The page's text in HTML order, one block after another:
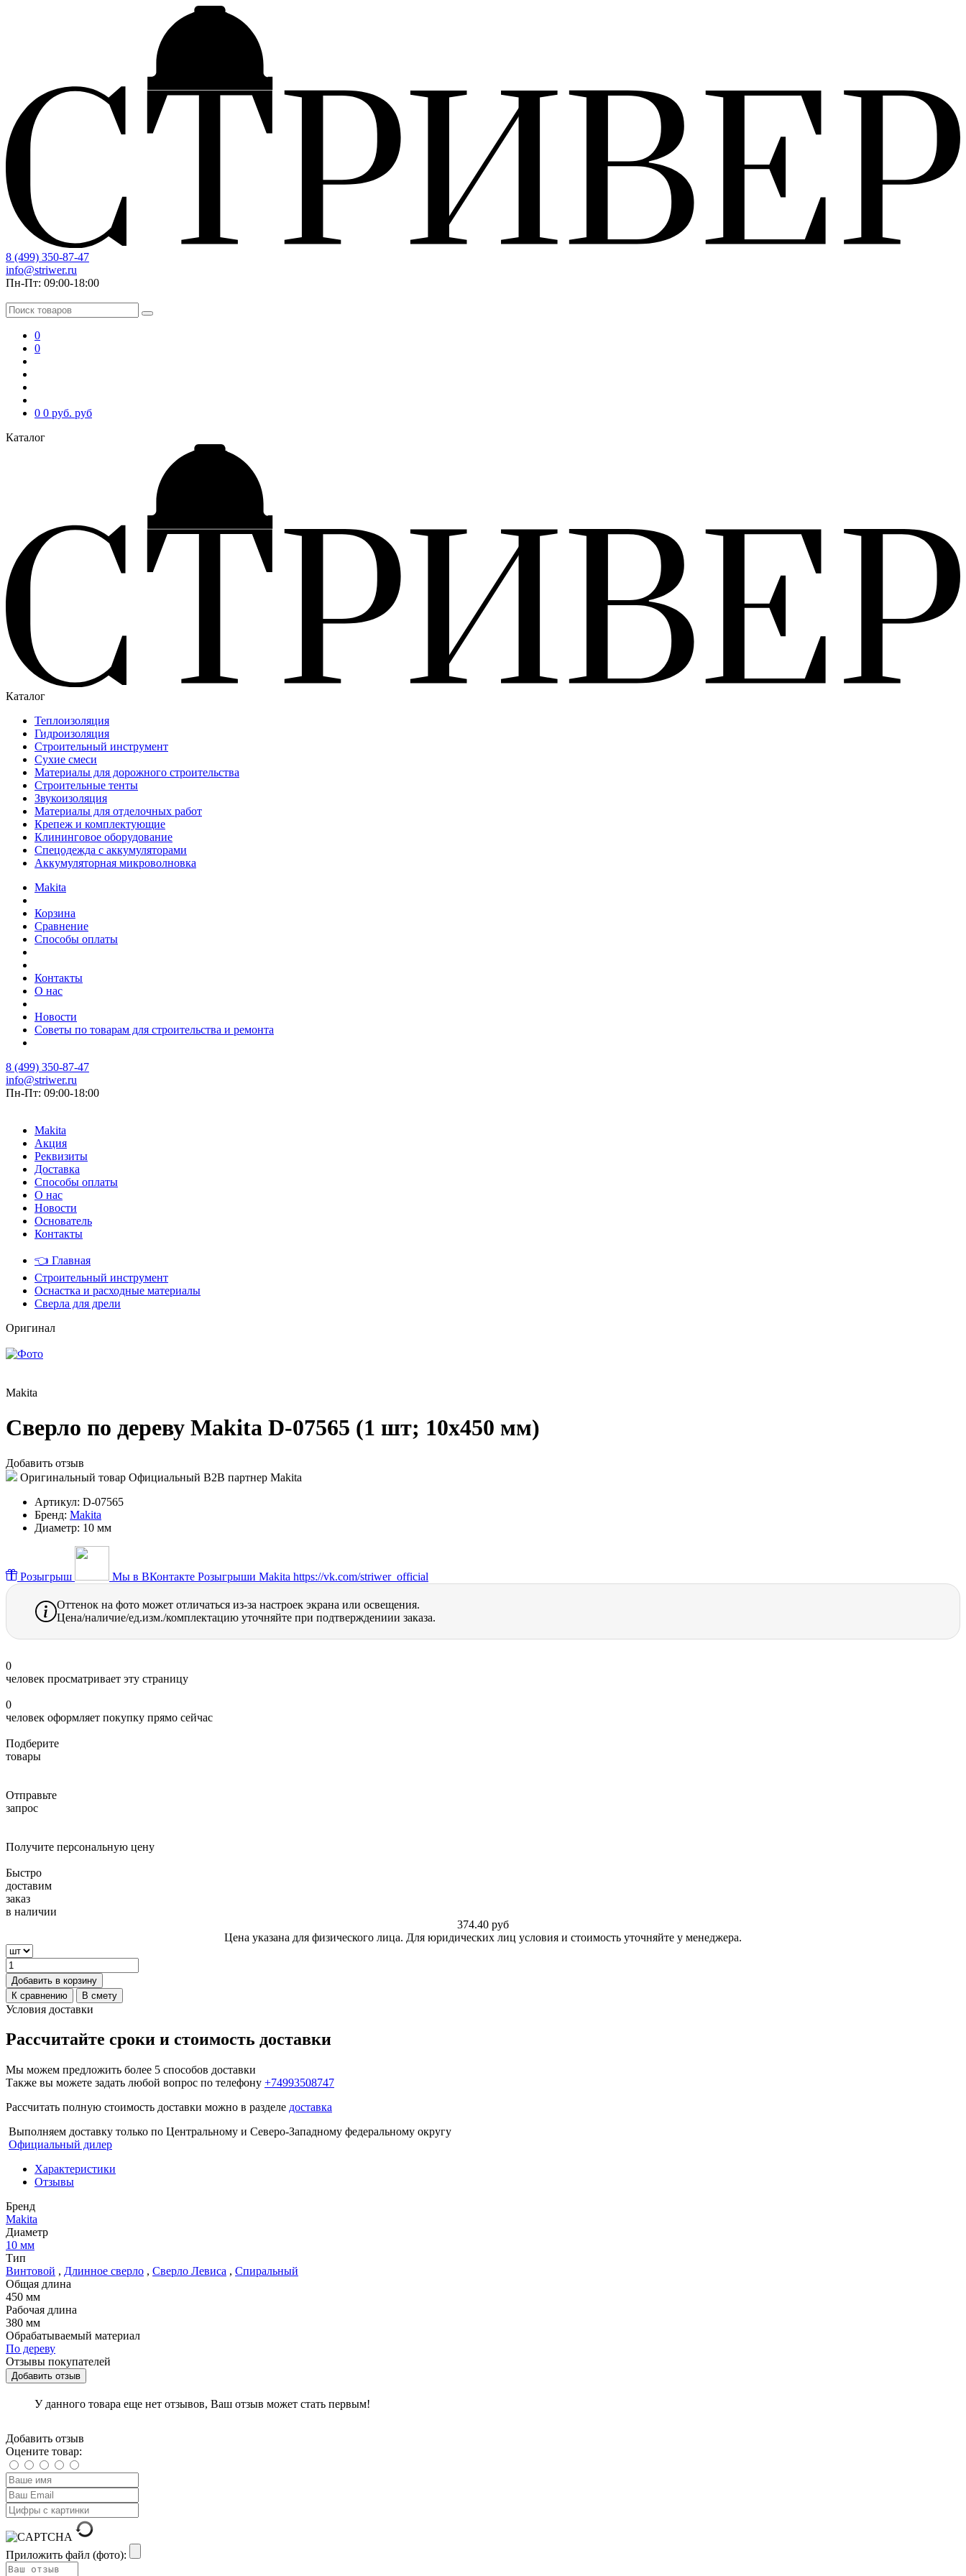
8 (499) 350-87-47
info@striwer.ru
Пн-Пт: 09:00-18:00
0
0
0 0 руб. руб
Каталог
Каталог
Теплоизоляция
Гидроизоляция
Строительный инструмент
Сухие смеси
Материалы для дорожного строительства
Строительные тенты
Звукоизоляция
Материалы для отделочных работ
Крепеж и комплектующие
Клининговое оборудование
Спецодежда с аккумуляторами
Аккумуляторная микроволновка
Makita
Корзина
Сравнение
Способы оплаты
Контакты
О нас
Новости
Советы по товарам для строительства и ремонта
8 (499) 350-87-47
info@striwer.ru
Пн-Пт: 09:00-18:00
Makita
Акция
Реквизиты
Доставка
Способы оплаты
О нас
Новости
Основатель
Контакты
👈 Главная
Строительный инструмент
Оснастка и расходные материалы
Сверла для дрели
Оригинал
Makita
Сверло по дереву Makita D-07565 (1 шт; 10x450 мм)
Добавить отзыв
Оригинальный товар Официальный B2B партнер Makita
Артикул: D-07565
Бренд: Makita
Диаметр: 10 мм
Розыгрыш Мы в ВКонтакте Розыгрыши Makita https://vk.com/striwer_official
Оттенок на фото может отличаться из-за настроек экрана или освещения.
Цена/наличие/ед.изм./комплектацию уточняйте при подтверждениии заказа.
0
человек просматривает эту страницу
0
человек оформляет покупку прямо сейчас
Подберите
товары
Отправьте
запрос
Получите персональную цену
Быстро
доставим
заказ
в наличии
374.40 руб
Цена указана для физического лица. Для юридических лиц условия и стоимость уточняйте у менеджера.
Добавить в корзину
К сравнению
В смету
Условия доставки
Рассчитайте сроки и стоимость доставки
Мы можем предложить более 5 способов доставки
Также вы можете задать любой вопрос по телефону +74993508747
Рассчитать полную стоимость доставки можно в разделе доставка
Выполняем доставку только по Центральному и Северо-Западному федеральному округу
Официальный дилер
Характеристики
Отзывы
Бренд
Makita
Диаметр
10 мм
Тип
Винтовой , Длинное сверло , Сверло Левиса , Спиральный
Общая длина
450 мм
Рабочая длина
380 мм
Обрабатываемый материал
По дереву
Отзывы покупателей
Добавить отзыв
У данного товара еще нет отзывов, Ваш отзыв может стать первым!
Добавить отзыв
Оцените товар:
Приложить файл (фото):